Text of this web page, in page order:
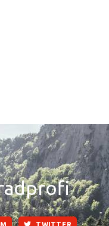
TWITTER